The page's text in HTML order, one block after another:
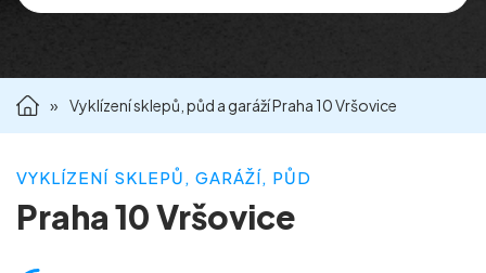
» Vyklízení sklepů, půd a garáží Praha 10 Vršovice
VYKLÍZENÍ SKLEPŮ, GARÁŽÍ, PŮD
Praha 10 Vršovice